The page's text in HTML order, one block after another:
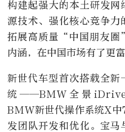
构建起强大的本土研发网
源技术、强化核心竞争力
拓展高质量“中国朋友圈
内涵，在中国市场有了更
新世代车型首次搭载全新
统——BMW全景
BMW新世代操作系统X中
发团队开发和优化。宝马